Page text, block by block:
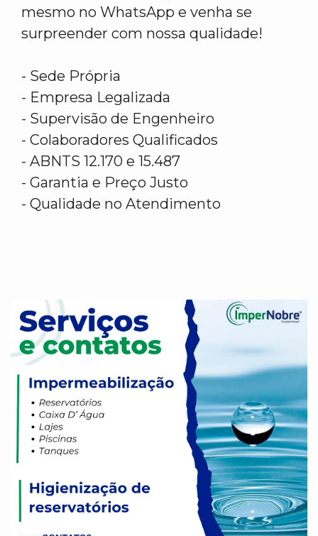
mesmo no WhatsApp e venha se
surpreender com nossa qualidade!
- Sede Própria
- Empresa Legalizada
- Supervisão de Engenheiro
- Colaboradores Qualificados
- ABNTS 12.170 e 15.487
- Garantia e Preço Justo
- Qualidade no Atendimento